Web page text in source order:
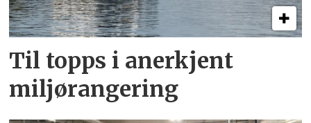
Til topps i anerkjent
miljørangering